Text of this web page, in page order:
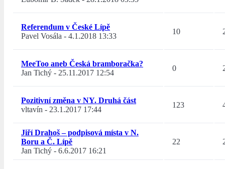
Referendum v České Lípě
Pavel Vosála - 4.1.2018 13:33
10
MeeToo aneb Česká bramboračka?
Jan Tichý - 25.11.2017 12:54
0
Pozitivní změna v NY. Druhá část
vltavín - 23.1.2017 17:44
123
Jiří Drahoš – podpisová místa v N.
Boru a Č. Lípě
Jan Tichý - 6.6.2017 16:21
22